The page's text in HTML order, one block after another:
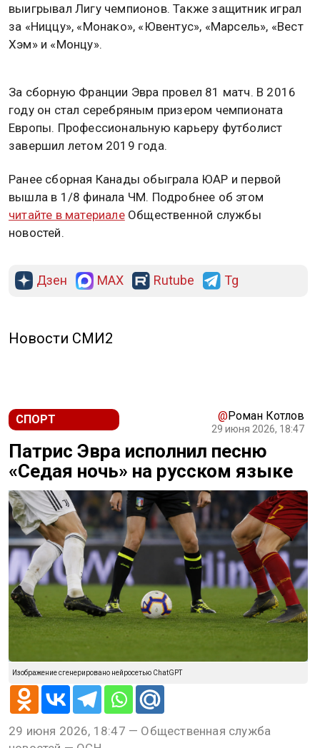
выигрывал Лигу чемпионов. Также защитник играл
за «Ниццу», «Монако», «Ювентус», «Марсель», «Вест
Хэм» и «Монцу».
За сборную Франции Эвра провел 81 матч. В 2016
году он стал серебряным призером чемпионата
Европы. Профессиональную карьеру футболист
завершил летом 2019 года.
Ранее сборная Канады обыграла ЮАР и первой
вышла в 1/8 финала ЧМ. Подробнее об этом
читайте в материалеОбщественной службы
новостей.
Дзен MAX Rutube Tg
Новости СМИ2
СПОРТ @Роман Котлов
29 июня 2026, 18:47
Патрис Эвра исполнил песню
«Седая ночь» на русском языке
Изображение сгенерировано нейросетью ChatGPT
29 июня 2026, 18:47 — Общественная служба